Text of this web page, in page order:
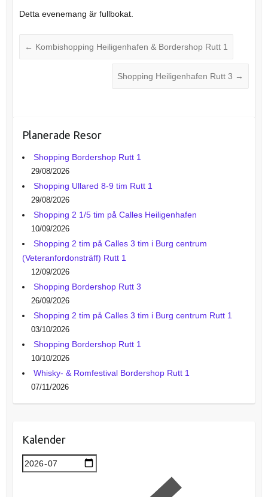
Detta evenemang är fullbokat.
← Kombishopping Heiligenhafen & Bordershop Rutt 1
Shopping Heiligenhafen Rutt 3 →
Planerade Resor
Shopping Bordershop Rutt 1
29/08/2026
Shopping Ullared 8-9 tim Rutt 1
29/08/2026
Shopping 2 1/5 tim på Calles Heiligenhafen
10/09/2026
Shopping 2 tim på Calles 3 tim i Burg centrum
(Veteranfordonsträff) Rutt 1
12/09/2026
Shopping Bordershop Rutt 3
26/09/2026
Shopping 2 tim på Calles 3 tim i Burg centrum Rutt 1
03/10/2026
Shopping Bordershop Rutt 1
10/10/2026
Whisky- & Romfestival Bordershop Rutt 1
07/11/2026
Kalender